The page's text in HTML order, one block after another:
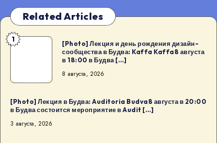
Related Articles
[Photo]
день
дизайн-
сообщества
в
1
[Photo] Лекция и день рождения дизайн-
сообщества в Будва: Kaffa Kaffa8 августа
в 18:00 в Будва […]
8 августа, 2026
[Photo] Лекция в Будва: Auditoria Budva8 августа в 20:00
в Будва состоится мероприятие в Audit […]
3 августа, 2026